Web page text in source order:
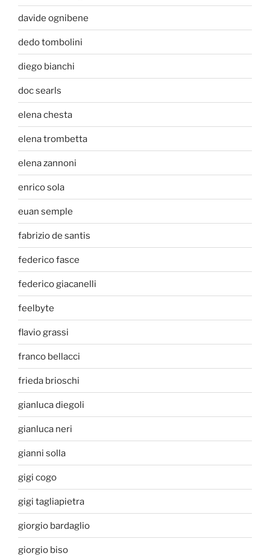
davide ognibene
dedo tombolini
diego bianchi
doc searls
elena chesta
elena trombetta
elena zannoni
enrico sola
euan semple
fabrizio de santis
federico fasce
federico giacanelli
feelbyte
flavio grassi
franco bellacci
frieda brioschi
gianluca diegoli
gianluca neri
gianni solla
gigi cogo
gigi tagliapietra
giorgio bardaglio
giorgio biso